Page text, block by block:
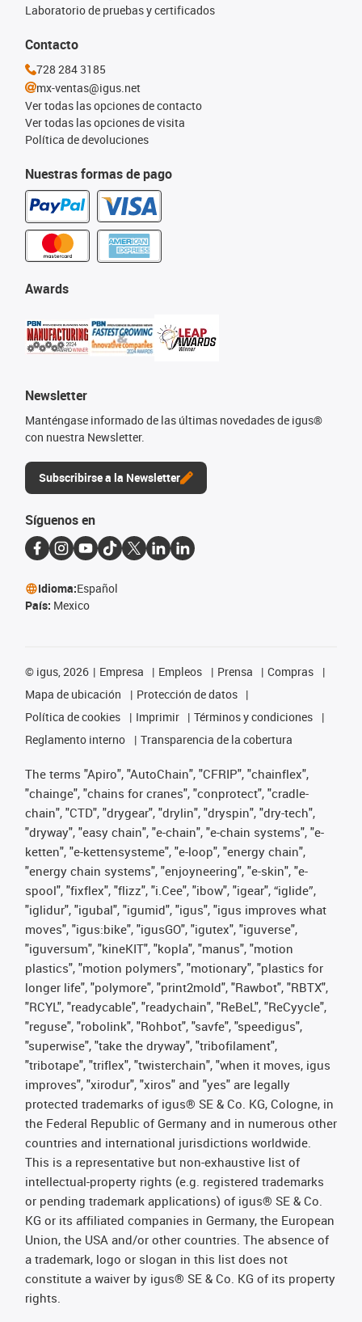
Nuestras formas de pago
Laboratorio de pruebas y certificados
Awards
Newsletter
Manténgase informado de las últimas novedades de igus®
con nuestra Newsletter.
Subscribirse a la Newsletter
Contacto
728 284 3185
mx-ventas@igus.net
Ver todas las opciones de contacto
Ver todas las opciones de visita
Política de devoluciones
Síguenos en
Idioma:Español
País: Mexico
© igus, 2026 Empresa Empleos Prensa
Compras
Mapa de ubicación
Protección de datos
Política de cookies
Imprimir
Términos y condiciones
Reglamento interno
Transparencia de la cobertura
The terms "Apiro", "AutoChain", "CFRIP", "chainflex",
"chainge", "chains for cranes", "conprotect", "cradle-
chain", "CTD", "drygear", "drylin", "dryspin", "dry-tech",
"dryway", "easy chain", "e-chain", "e-chain systems", "e-
ketten", "e-kettensysteme", "e-loop", "energy chain",
"energy chain systems", "enjoyneering", "e-skin", "e-
spool", "fixflex", "flizz", "i.Cee", "ibow", "igear", “iglide”,
"iglidur", "igubal", "igumid", "igus", "igus improves what
moves", "igus:bike", "igusGO", "igutex", "iguverse",
"iguversum", "kineKIT", "kopla", "manus", "motion
plastics", "motion polymers", "motionary", "plastics for
longer life", "polymore", "print2mold", "Rawbot", "RBTX",
"RCYL", "readycable", "readychain", "ReBeL", "ReCyycle",
"reguse", "robolink", "Rohbot", "savfe", "speedigus",
"superwise", "take the dryway", "tribofilament",
"tribotape", "triflex", "twisterchain", "when it moves, igus
improves", "xirodur", "xiros" and "yes" are legally
protected trademarks of igus® SE & Co. KG, Cologne, in
the Federal Republic of Germany and in numerous other
countries and international jurisdictions worldwide.
This is a representative but non-exhaustive list of
intellectual-property rights (e.g. registered trademarks
or pending trademark applications) of igus® SE & Co.
KG or its affiliated companies in Germany, the European
Union, the USA and/or other countries. The absence of
a trademark, logo or slogan in this list does not
constitute a waiver by igus® SE & Co. KG of its property
rights.